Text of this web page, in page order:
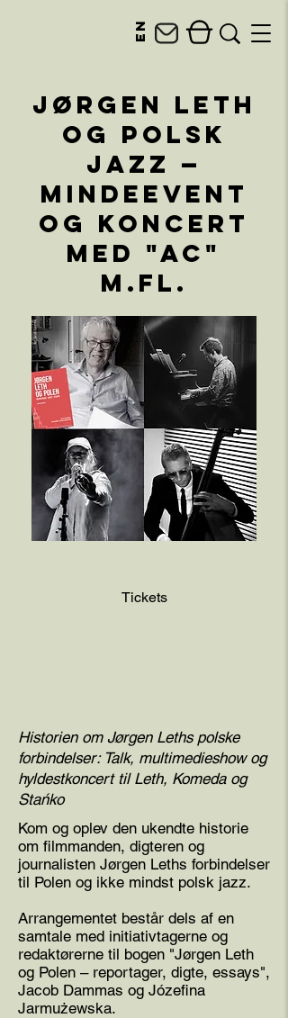
en
Jørgen Leth
og polsk
jazz —
mindeevent
og koncert
med "AC"
m.fl.
Tickets
Historien om Jørgen Leths polske
forbindelser: Talk, multimedieshow og
hyldestkoncert til Leth, Komeda og
Stańko
Kom og oplev den ukendte historie
om filmmanden, digteren og
journalisten Jørgen Leths forbindelser
til Polen og ikke mindst polsk jazz.
Arrangementet består dels af en
samtale med initiativtagerne og
redaktørerne til bogen "Jørgen Leth
og Polen – reportager, digte, essays",
Jacob Dammas og Józefina
Jarmużewska.